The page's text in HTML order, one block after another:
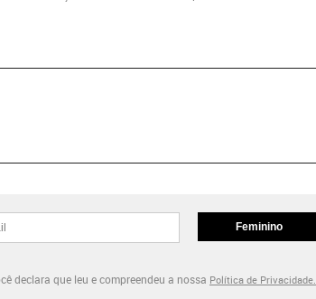
Feminino
declara que leu e compreendeu a nossa Política de Privacidade.